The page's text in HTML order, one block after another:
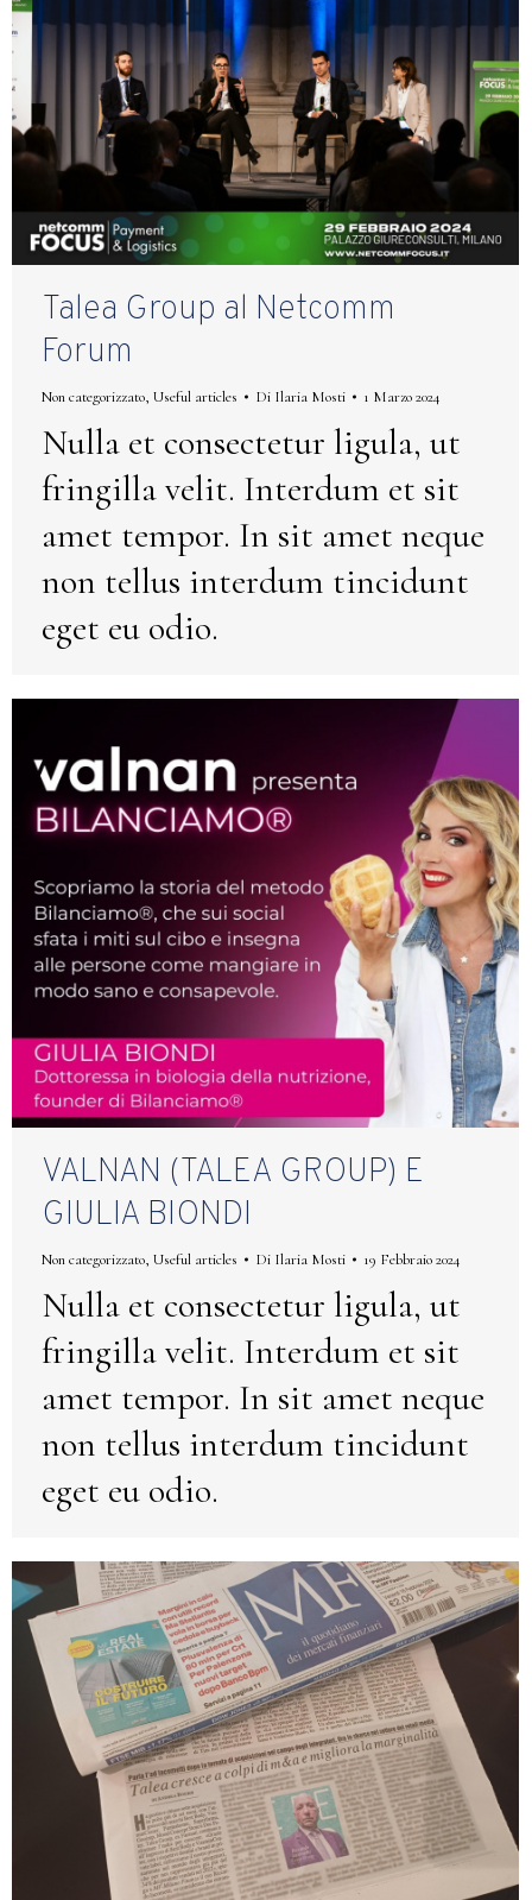
Talea Group al Netcomm
Forum
Non categorizzato, Useful articles Di Ilaria Mosti 1 Marzo 2024
Nulla et consectetur ligula, ut
fringilla velit. Interdum et sit
amet tempor. In sit amet neque
non tellus interdum tincidunt
eget eu odio.
VALNAN (TALEA GROUP) E
GIULIA BIONDI
Non categorizzato, Useful articles Di Ilaria Mosti 19 Febbraio 2024
Nulla et consectetur ligula, ut
fringilla velit. Interdum et sit
amet tempor. In sit amet neque
non tellus interdum tincidunt
eget eu odio.